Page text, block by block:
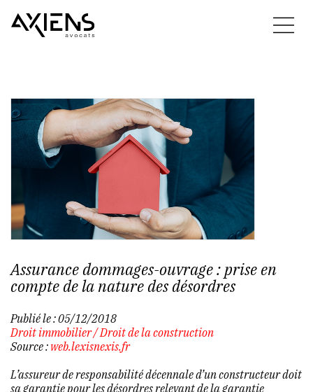
Assurance dommages-ouvrage : prise en
compte de la nature des désordres
Publié le :05/12/2018
Droit immobilier/Droit de la construction
Source : web.lexisnexis.fr
L’assureur de responsabilité décennale d’un constructeur doit
sa garantie pour les désordres relevant de la garantie